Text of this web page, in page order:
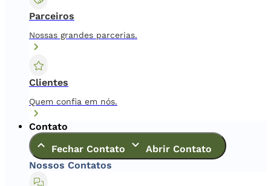
Parceiros
Nossas grandes parcerias.
Clientes
Quem confia em nós.
Contato
Fechar Contato
Abrir Contato
Nossos Contatos